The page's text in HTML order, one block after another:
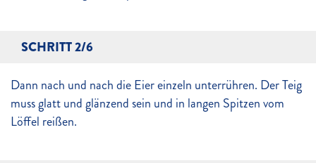
SCHRITT 2/6
Dann nach und nach die Eier einzeln unterrühren. Der Teig
muss glatt und glänzend sein und in langen Spitzen vom
Löffel reißen.